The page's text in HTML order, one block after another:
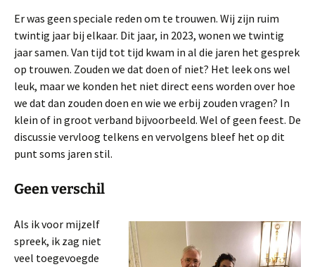
Er was geen speciale reden om te trouwen. Wij zijn ruim
twintig jaar bij elkaar. Dit jaar, in 2023, wonen we twintig
jaar samen. Van tijd tot tijd kwam in al die jaren het gesprek
op trouwen. Zouden we dat doen of niet? Het leek ons wel
leuk, maar we konden het niet direct eens worden over hoe
we dat dan zouden doen en wie we erbij zouden vragen? In
klein of in groot verband bijvoorbeeld. Wel of geen feest. De
discussie vervloog telkens en vervolgens bleef het op dit
punt soms jaren stil.
Geen verschil
Als ik voor mijzelf
spreek, ik zag niet
veel toegevoegde